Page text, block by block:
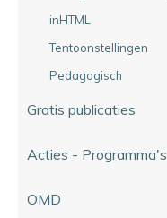
inHTML
Tentoonstellingen
Pedagogisch
Gratis publicaties
Acties - Programma's
OMD